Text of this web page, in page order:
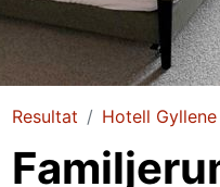
Resultat Hotell